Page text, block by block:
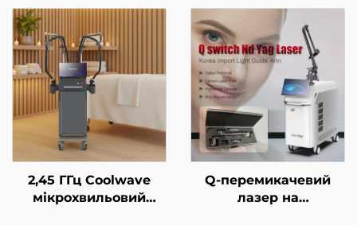
жирової тканини та
допомогою діодного
лазера 1060 нм,
призначений для
контурної корекції та
схуднення
змінними насадками,
технологія
охолодження на 360°,
кріотерапія для
зниження ваги та
косметичних
процедур
2,45 ГГц Coolwave
мікрохвильовий
Q-перемикачевий
лазер на